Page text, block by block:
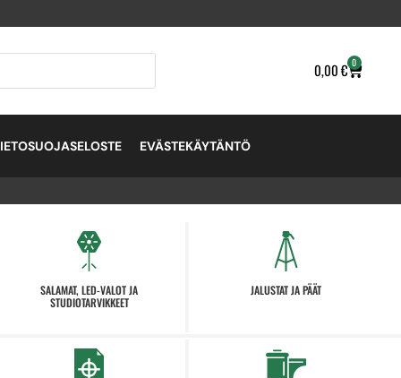
0,00€ 0
EVÄSTEKÄYTÄNTÖ
SALAMAT, LED-VALOT JA
STUDIOTARVIKKEET
JALUSTAT JA PÄÄT